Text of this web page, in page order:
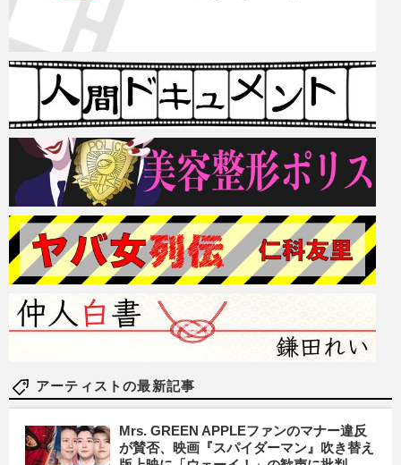
アーティストの最新記事
Mrs. GREEN APPLEファンのマナー違反
が賛否、映画『スパイダーマン』吹き替え